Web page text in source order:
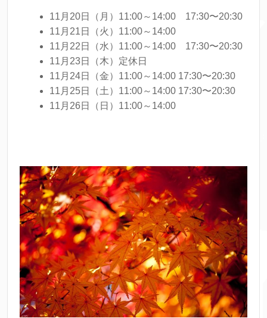
11月20日（月）11:00～14:00 17:30〜20:30
11月21日（火）11:00～14:00
11月22日（水）11:00～14:00 17:30〜20:30
11月23日（木）定休日
11月24日（金）11:00～14:00 17:30〜20:30
11月25日（土）11:00～14:00 17:30〜20:30
11月26日（日）11:00～14:00